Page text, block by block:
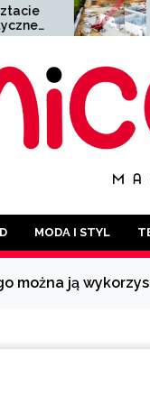
Kontener biurowy z
funkcjonalne
rozwiązanie dla
MODA I STYL
można ją